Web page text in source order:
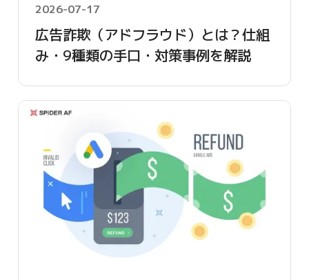
2026-07-17
広告詐欺（アドフラウド）とは？仕組
み・9種類の手口・対策事例を解説